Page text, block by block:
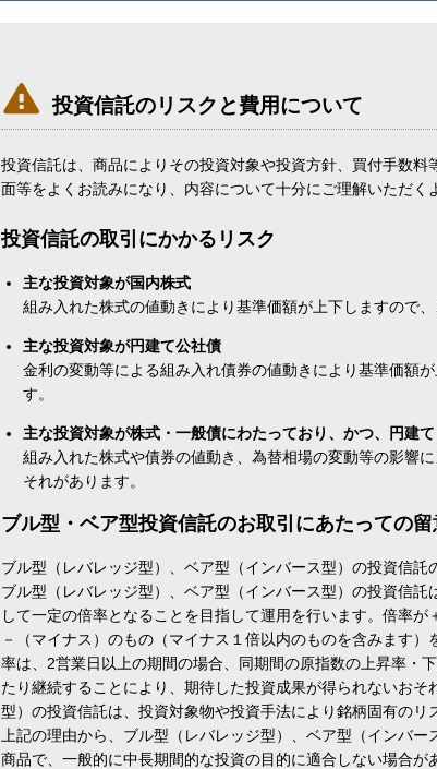
 投資信託のリスクと費用について
投資信託は、商品によりその投資対象や投資方針、買付手数
面等をよくお読みになり、内容について十分にご理解いただく
投資信託の取引にかかるリスク
主な投資対象が国内株式
組み入れた株式の値動きにより基準価額が上下しますので
主な投資対象が円建て公社債
金利の変動等による組み入れ債券の値動きにより基準価額
す。
主な投資対象が株式・一般債にわたっており、かつ、円建
組み入れた株式や債券の値動き、為替相場の変動等の影響
それがあります。
ブル型・ベア型投資信託のお取引にあたっての留
ブル型（レバレッジ型）、ベア型（インバース型）の投資信託
ブル型（レバレッジ型）、ベア型（インバース型）の投資信
して一定の倍率となることを目指して運用を行います。倍率
－（マイナス）のもの（マイナス１倍以内のものを含みます
率は、2営業日以上の期間の場合、同期間の原指数の上昇率・
たり継続することにより、期待した投資成果が得られないお
型）の投資信託は、投資対象物や投資手法により銘柄固有のリ
上記の理由から、ブル型（レバレッジ型）、ベア型（インバ
商品で、一般的に中長期間的な投資の目的に適合しない場合が